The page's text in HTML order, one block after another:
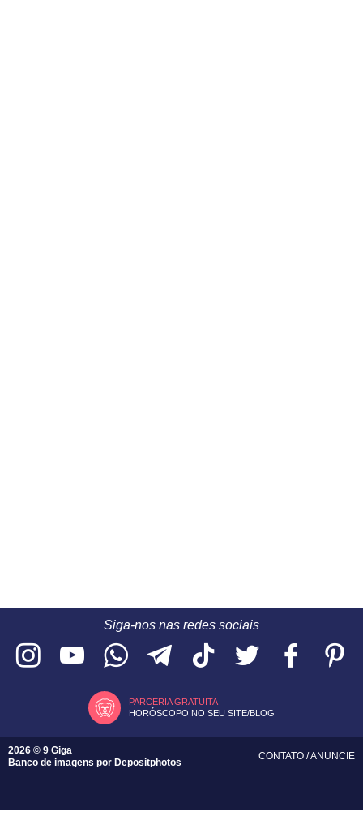
Siga-nos nas redes sociais
PARCERIA GRATUITA
HORÓSCOPO NO SEU SITE/BLOG
2026 © 9 Giga
Banco de imagens por Depositphotos
CONTATO /ANUNCIE